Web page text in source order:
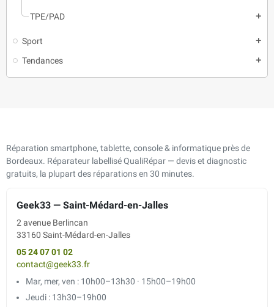
TPE/PAD add
Sport add
Tendances add
Réparation smartphone, tablette, console & informatique près de
Bordeaux. Réparateur labellisé QualiRépar — devis et diagnostic
gratuits, la plupart des réparations en 30 minutes.
Geek33 — Saint-Médard-en-Jalles
2 avenue Berlincan
33160 Saint-Médard-en-Jalles
05 24 07 01 02
contact@geek33.fr
Mar, mer, ven : 10h00–13h30 · 15h00–19h00
Jeudi : 13h30–19h00